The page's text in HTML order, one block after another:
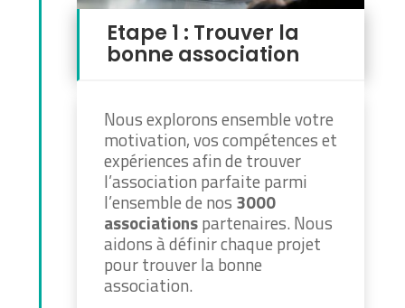
Etape 1 : Trouver la
bonne association
Nous explorons ensemble votre
motivation, vos compétences et
expériences afin de trouver
l’association parfaite parmi
l’ensemble de nos 3000
associationspartenaires. Nous
aidons à définir chaque projet
pour trouver la bonne
association.